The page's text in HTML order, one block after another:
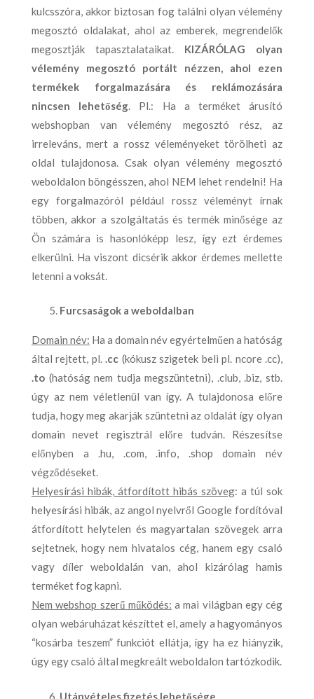
kulcsszóra, akkor biztosan fog találni olyan vélemény
megosztó oldalakat, ahol az emberek, megrendelők
megosztják tapasztalataikat. KIZÁRÓLAG olyan
vélemény megosztó portált nézzen, ahol ezen
termékek forgalmazására és reklámozására
nincsen lehetőség . Pl.: Ha a terméket árusító
webshopban van vélemény megosztó rész, az
irreleváns, mert a rossz véleményeket törölheti az
oldal tulajdonosa. Csak olyan vélemény megosztó
weboldalon böngésszen, ahol NEM lehet rendelni! Ha
egy forgalmazóról például rossz véleményt írnak
többen, akkor a szolgáltatás és termék minősége az
Ön számára is hasonlóképp lesz, így ezt érdemes
elkerülni. Ha viszont dicsérik akkor érdemes mellette
letenni a voksát.
Furcsaságok a weboldalban
Domain név: Ha a domain név egyértelműen a hatóság
által rejtett, pl..cc (kókusz szigetek beli pl. ncore .cc),
.to (hatóság nem tudja megszüntetni), .club, .biz, stb.
úgy az nem véletlenül van így. A tulajdonosa előre
tudja, hogy meg akarják szüntetni az oldalát így olyan
domain nevet regisztrál előre tudván. Részesítse
előnyben a .hu, .com, .info, .shop domain név
végződéseket.
Helyesírási hibák, átfordított hibás szöveg: a túl sok
helyesírási hibák, az angol nyelvről Google fordítóval
átfordított helytelen és magyartalan szövegek arra
sejtetnek, hogy nem hivatalos cég, hanem egy csaló
vagy díler weboldalán van, ahol kizárólag hamis
terméket fog kapni.
Nem webshop szerű működés: a mai világban egy cég
olyan webáruházat készíttet el, amely a hagyományos
“kosárba teszem” funkciót ellátja, így ha ez hiányzik,
úgy egy csaló által megkreált weboldalon tartózkodik.
Utánvételes fizetés lehetősége